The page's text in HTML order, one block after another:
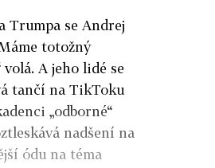
Trumpa se Andrej
totožný
A jeho lidé se
tančí na TikToku
„odborné“
nadšení na
ódu na téma